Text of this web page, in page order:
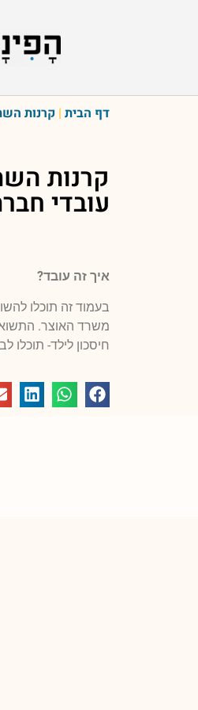
דף הבית | קרנות
קרנות
עובדי
איך זה עובד?
בעמוד זה תוכלו
משרד האוצר.
חיסכון לילד-